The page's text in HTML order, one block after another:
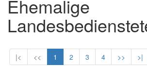
Ehemalige
|< << 1 2 3 4 >> >|